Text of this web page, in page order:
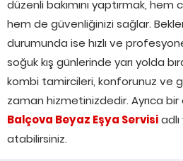
düzenli bakımını yaptırmak, hem
hem de güvenliğinizi sağlar.
durumunda ise hızlı ve
soğuk kış günlerinde yarı yolda
kombi tamircileri, konforunuz ve
zaman hizmetinizdedir. Ayrıca bir
Balçova Beyaz Eşya Servisi
atabilirsiniz.